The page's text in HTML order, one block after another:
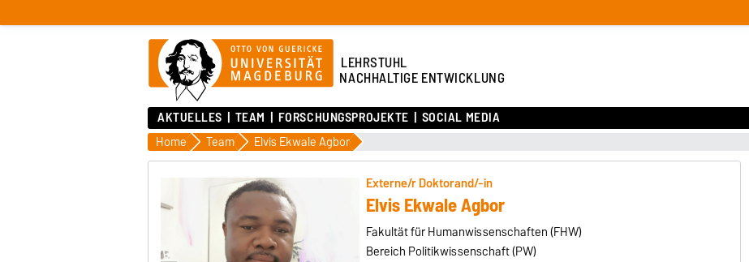
LEHRSTUHL
NACHHALTIGE ENTWICKLUNG
AKTUELLES TEAM FORSCHUNGSPROJEKTE SOCIAL MEDIA
Home Team Elvis Ekwale Agbor
Externe/r Doktorand/-in
Elvis Ekwale Agbor
Fakultät für Humanwissenschaften (FHW)
Bereich Politikwissenschaft (PW)